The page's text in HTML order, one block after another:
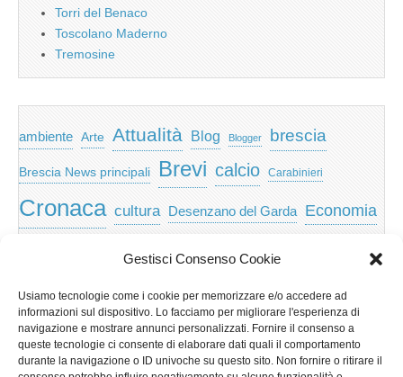
Gestisci Consenso Cookie
Usiamo tecnologie come i cookie per memorizzare e/o accedere ad
informazioni sul dispositivo. Lo facciamo per migliorare l'esperienza di
navigazione e mostrare annunci personalizzati. Fornire il consenso a
queste tecnologie ci consente di elaborare dati quali il comportamento
durante la navigazione o ID univoche su questo sito. Non fornire o ritirare il
Torri del Benaco
Toscolano Maderno
Tremosine
ambiente Arte Attualità Blog Blogger brescia
Brescia News principali Brevi calcio Carabinieri
Cronaca cultura Desenzano del Garda Economia
lago di garda Musica Nera news Notizie
Notizie dal Garda
Notizie Lombardia